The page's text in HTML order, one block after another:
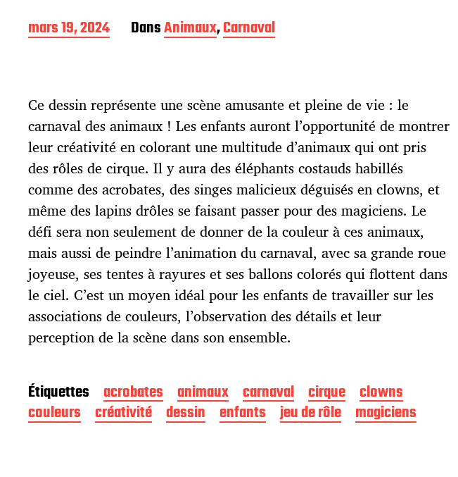
D
a
e
p
u
b
l
i
c
a
t
i
o
n
mars 19, 2024 DansAnimaux,Carnaval
Ce dessin représente une scène amusante et pleine de vie : le
carnaval des animaux ! Les enfants auront l’opportunité de montrer
leur créativité en colorant une multitude d’animaux qui ont pris
des rôles de cirque. Il y aura des éléphants costauds habillés
comme des acrobates, des singes malicieux déguisés en clowns, et
même des lapins drôles se faisant passer pour des magiciens. Le
défi sera non seulement de donner de la couleur à ces animaux,
mais aussi de peindre l’animation du carnaval, avec sa grande roue
joyeuse, ses tentes à rayures et ses ballons colorés qui flottent dans
le ciel. C’est un moyen idéal pour les enfants de travailler sur les
associations de couleurs, l’observation des détails et leur
perception de la scène dans son ensemble.
Étiquettes acrobates animaux carnaval cirque clowns
couleurs
créativité dessin enfants jeu de rôle magiciens